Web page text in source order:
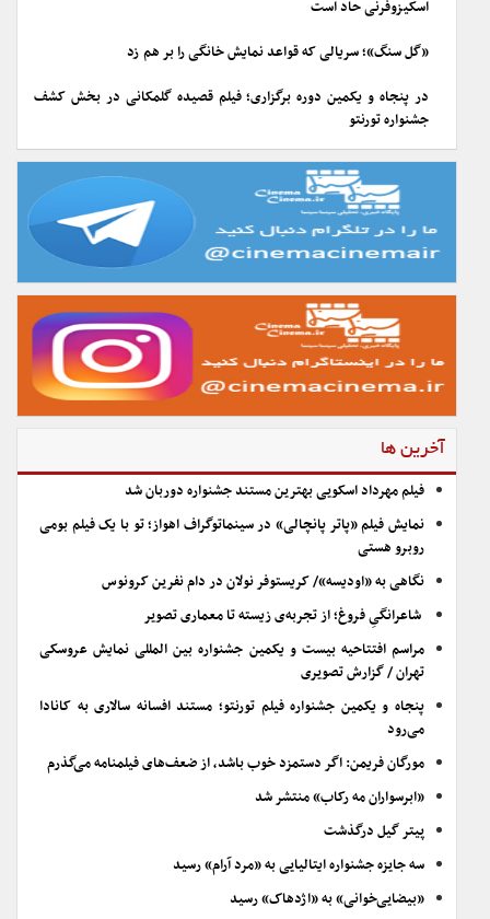
اسکیزوفرنی حاد است
«گل سنگ»؛ سریالی که قواعد نمایش خانگی را بر هم زد
در پنجاه و یکمین دوره برگزاری؛ فیلم قصیده گلمکانی در بخش کشف
جشنواره تورنتو
آخرین ها
فیلم مهرداد اسکویی بهترین مستند جشنواره دوربان شد
نمایش فیلم «پاتر پانچالی» در سینماتوگراف اهواز؛ تو با یک فیلم بومی
روبرو هستی
نگاهی به «اودیسه»/ کریستوفر نولان در دام نفرین کرونوس
شاعرانگیِ فروغ؛ از تجربه‌ی زیسته تا معماری تصویر
مراسم افتتاحیه بیست و یکمین جشنواره بین المللی نمایش عروسکی
تهران / گزارش تصویری
پنجاه و یکمین جشنواره فیلم تورنتو؛ مستند افسانه سالاری به کانادا
می‌رود
مورگان فریمن: اگر دستمزد خوب باشد، از ضعف‌های فیلمنامه می‌گذرم
«ابرسواران مه رکاب» منتشر شد
پیتر گیل درگذشت
سه جایزه جشنواره ایتالیایی به «مرد آرام» رسید
«بیضایی‌خوانی» به «اژدهاک» رسید